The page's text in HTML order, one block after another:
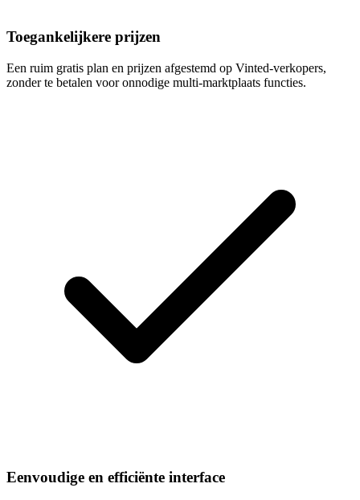
Toegankelijkere prijzen
Een ruim gratis plan en prijzen afgestemd op Vinted-verkopers,
zonder te betalen voor onnodige multi-marktplaats functies.
Eenvoudige en efficiënte interface